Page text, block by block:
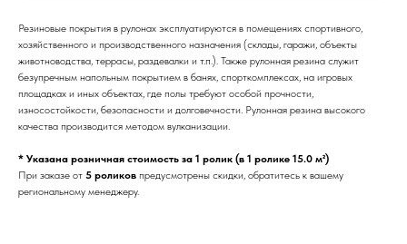
Резиновые покрытия в рулонах эксплуатируются в помещениях спортивного,
хозяйственного и производственного назначения (склады, гаражи, объекты
животноводства, террасы, раздевалки и т.п.). Также рулонная резина служит
безупречным напольным покрытием в банях, спорткомплексах, на игровых
площадках и иных объектах, где полы требуют особой прочности,
износостойкости, безопасности и долговечности. Рулонная резина высокого
качества производится методом вулканизации.
* Указана розничная стоимость за 1 ролик (в 1 ролике 15.0 м²)
При заказе от 5 роликов предусмотрены скидки, обратитесь к вашему
региональному менеджеру.